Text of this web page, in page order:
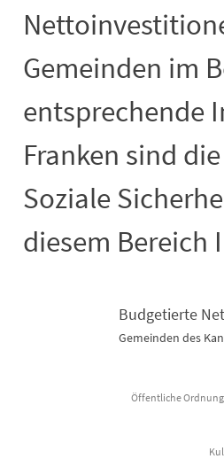
Gemeinden im
entsprechende
Franken sind
Soziale
diesem Bereich
Budgetierte
View as data table, Budgetierte
The chart has 1 Y axis
Budgetierte
Gemeinden des
Öffentliche